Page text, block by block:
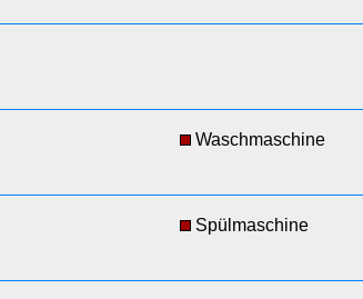
Waschmaschine
Spülmaschine